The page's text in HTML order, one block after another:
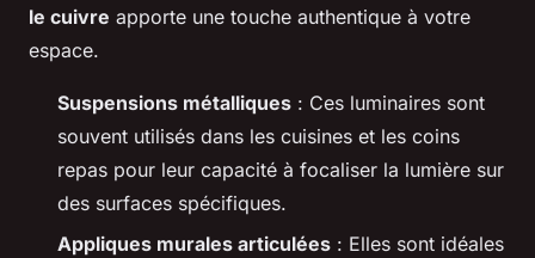
le cuivre apporte une touche authentique à votre
espace.
Suspensions métalliques : Ces luminaires sont
souvent utilisés dans les cuisines et les coins
repas pour leur capacité à focaliser la lumière sur
des surfaces spécifiques.
Appliques murales articulées : Elles sont idéales